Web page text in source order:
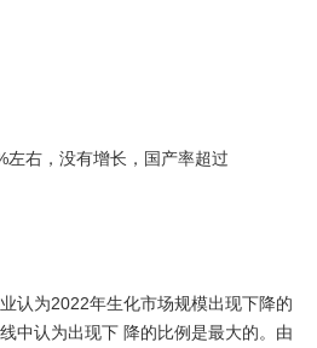
左右，没有增长，国产率超过
认为2022年生化市场规模出现下降的
中认为出现下 降的比例是最大的。由